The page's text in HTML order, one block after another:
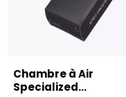
Chambre à Air
Specialized...